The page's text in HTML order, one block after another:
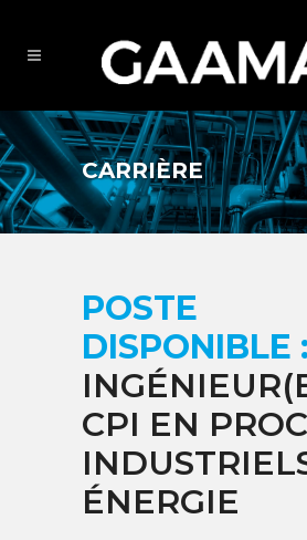
CARRIÈRE
POSTE
DISPONIBLE :
CPI EN
ÉNERGIE